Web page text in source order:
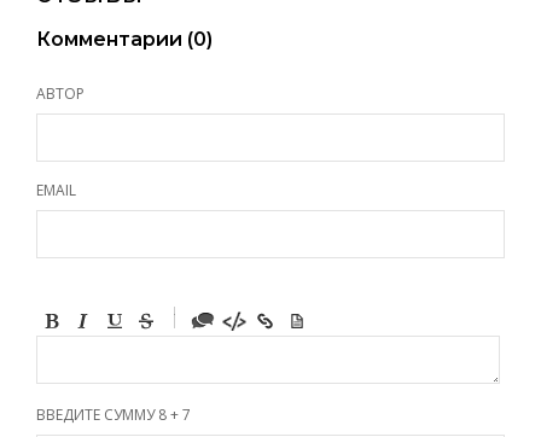
Комментарии (0)
АВТОР
EMAIL
-
-
-
-
ВВЕДИТЕ СУММУ 8 + 7